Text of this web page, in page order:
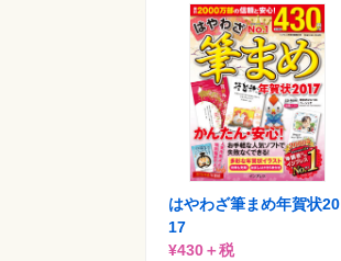
はやわざ筆まめ年賀状20
17
¥430＋税